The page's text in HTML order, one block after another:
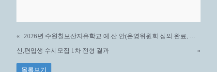
«
신,편입생 수시모집 1차 전형 결과
»
목록보기